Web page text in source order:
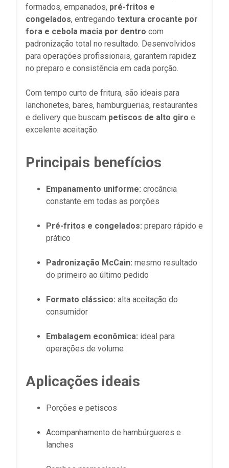
formados, empanados, pré-fritos e
congelados, entregando textura crocante por
fora e cebola macia por dentro com
padronização total no resultado. Desenvolvidos
para operações profissionais, garantem rapidez
no preparo e consistência em cada porção.
Com tempo curto de fritura, são ideais para
lanchonetes, bares, hamburguerias, restaurantes
e delivery que buscam petiscos de alto giro e
excelente aceitação.
Principais benefícios
Empanamento uniforme: crocância
constante em todas as porções
Pré-fritos e congelados: preparo rápido e
prático
Padronização McCain: mesmo resultado
do primeiro ao último pedido
Formato clássico: alta aceitação do
consumidor
Embalagem econômica: ideal para
operações de volume
Aplicações ideais
Porções e petiscos
Acompanhamento de hambúrgueres e
lanches